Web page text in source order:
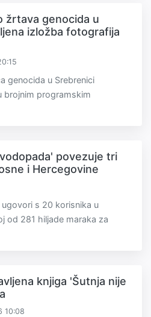
žrtava genocida u
izložba fotografija
genocida u Srebrenici
brojnim programskim
povezuje tri
i Hercegovine
s 20 korisnika u
od 281 hiljade maraka za
knjiga 'Šutnja nije
10:08